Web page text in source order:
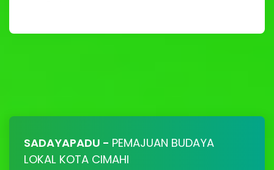
SADAYAPADU - PEMAJUAN BUDAYA
LOKAL KOTA CIMAHI